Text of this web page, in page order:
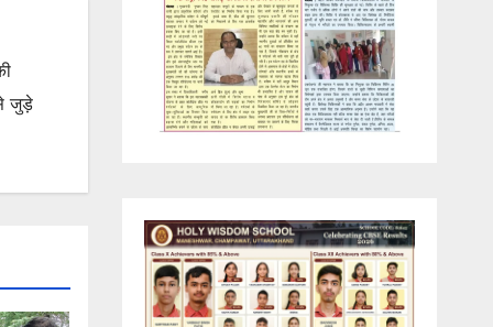
जुड़े